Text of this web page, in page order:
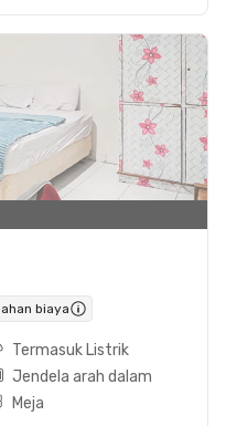
biaya
Termasuk Listrik
Jendela arah dalam
Meja